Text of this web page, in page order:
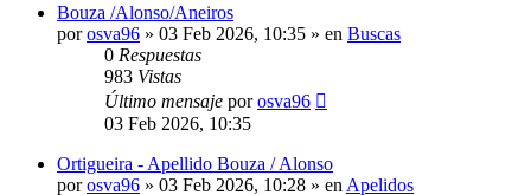
Bouza /Alonso/Aneiros
porosva96 » 03 Feb 2026, 10:35 » en Buscas
0 Respuestas
983 Vistas
Último mensaje porosva96
03 Feb 2026, 10:35
Ortigueira - Apellido Bouza / Alonso
porosva96 » 03 Feb 2026, 10:28 » en Apelidos